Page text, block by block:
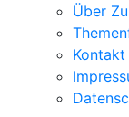
Über
Kontakt